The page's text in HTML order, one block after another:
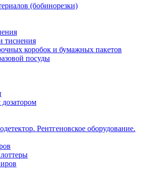
(бобинорезки)
тиснения
коробок и бумажных пакетов
посуды
Рентгеновское оборудование.